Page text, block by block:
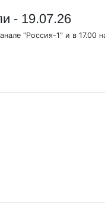
- 19.07.26
"Россия-1" и в 17.00